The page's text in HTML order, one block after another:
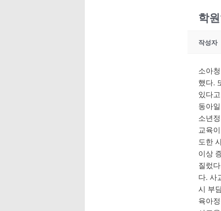
학
작성자
소아
했다.
있다
동아
소년
교육
도한
이상
질렀
다. 사
시 부
육아